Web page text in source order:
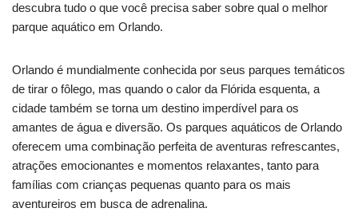
descubra tudo o que você precisa saber sobre qual o melhor
parque aquático em Orlando.
Orlando é mundialmente conhecida por seus parques temáticos
de tirar o fôlego, mas quando o calor da Flórida esquenta, a
cidade também se torna um destino imperdível para os
amantes de água e diversão. Os parques aquáticos de Orlando
oferecem uma combinação perfeita de aventuras refrescantes,
atrações emocionantes e momentos relaxantes, tanto para
famílias com crianças pequenas quanto para os mais
aventureiros em busca de adrenalina.